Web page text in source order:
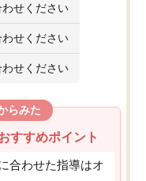
せください
せください
せください
らみた
すすめポイント
合わせた指導はオ